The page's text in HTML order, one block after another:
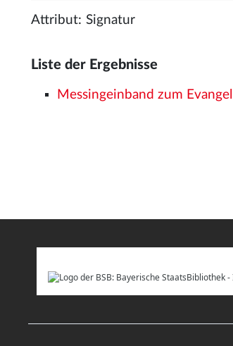
Attribut:
Liste der Ergebnisse
Messingeinband zum